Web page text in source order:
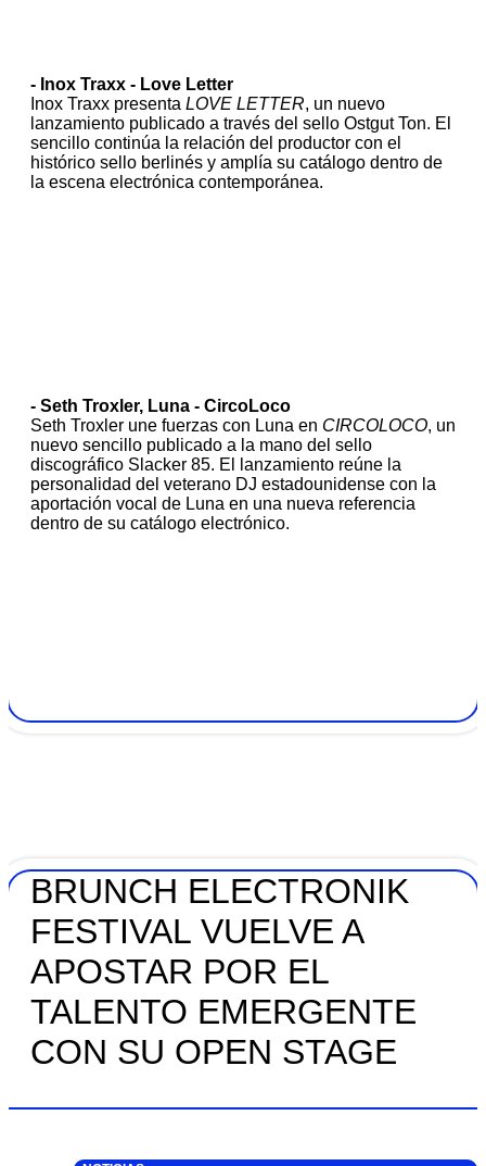
- Inox Traxx - Love Letter
Inox Traxx presenta LOVE LETTER, un nuevo
lanzamiento publicado a través del sello Ostgut Ton. El
sencillo continúa la relación del productor con el
histórico sello berlinés y amplía su catálogo dentro de
la escena electrónica contemporánea.
- Seth Troxler, Luna - CircoLoco
Seth Troxler une fuerzas con Luna en CIRCOLOCO, un
nuevo sencillo publicado a la mano del sello
discográfico Slacker 85. El lanzamiento reúne la
personalidad del veterano DJ estadounidense con la
aportación vocal de Luna en una nueva referencia
dentro de su catálogo electrónico.
BRUNCH ELECTRONIK
FESTIVAL VUELVE A
APOSTAR POR EL
TALENTO EMERGENTE
CON SU OPEN STAGE